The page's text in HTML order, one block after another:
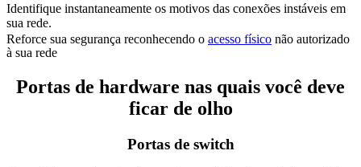
Identifique instantaneamente os motivos das conexões instáveis em
sua rede.
Reforce sua segurança reconhecendo o acesso físico não autorizado
à sua rede
Portas de hardware nas quais você deve
ficar de olho
Portas de switch